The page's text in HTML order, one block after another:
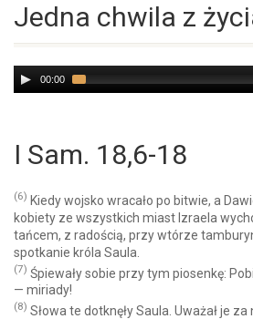
Jedna chwila z
Audio
Player
00:00
I Sam. 18,6-18
(6) Kiedy wojsko wracało po bitwie, a
kobiety ze wszystkich miast Izraela
tańcem, z radością, przy wtórze
spotkanie króla Saula.
(7) Śpiewały sobie przy tym piosenkę:
— miriady!
(8) Słowa te dotknęły Saula. Uważał je